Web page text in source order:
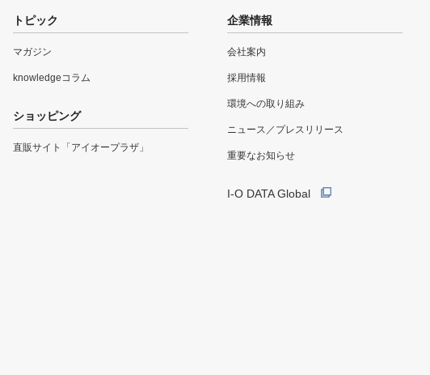
トピック
マガジン
knowledgeコラム
ショッピング
直販サイト「アイオープラザ」
企業情報
会社案内
採用情報
環境への取り組み
ニュース／プレスリリース
重要なお知らせ
I-O DATA Global